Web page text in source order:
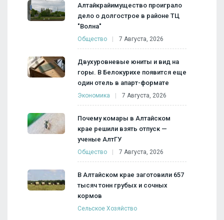
Алтайкрайимущество проиграло
дело о долгострое в районе ТЦ
"Волна"
Общество 7 Августа, 2026
Двухуровневые юниты и вид на
горы. В Белокурихе появится еще
один отель в апарт-формате
Экономика 7 Августа, 2026
Почему комары в Алтайском
крае решили взять отпуск —
ученые АлтГУ
Общество 7 Августа, 2026
В Алтайском крае заготовили 657
тысяч тонн грубых и сочных
кормов
Сельское Хозяйство